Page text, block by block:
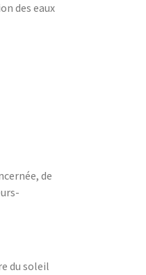
des eaux
de
du soleil